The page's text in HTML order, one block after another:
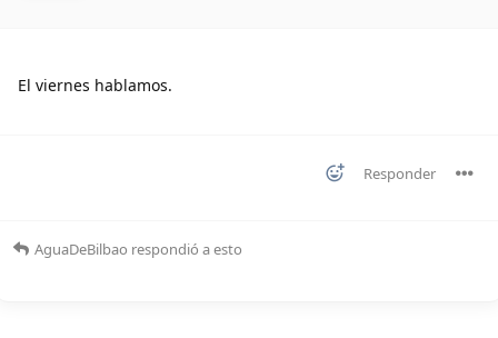
El viernes hablamos.
Responder
AguaDeBilbao respondió a esto